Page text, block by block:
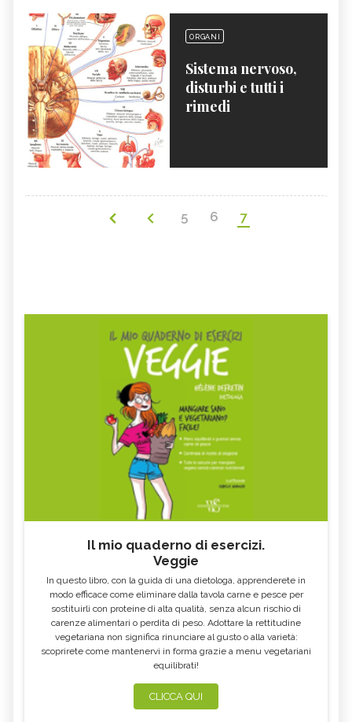
ORGANI
Sistema nervoso,
disturbi e tutti i
rimedi
5 6 7
Il mio quaderno di esercizi.
Veggie
In questo libro, con la guida di una dietologa, apprenderete in
modo efficace come eliminare dalla tavola carne e pesce per
sostituirli con proteine di alta qualità, senza alcun rischio di
carenze alimentari o perdita di peso. Adottare la rettitudine
vegetariana non significa rinunciare al gusto o alla varietà:
scoprirete come mantenervi in forma grazie a menu vegetariani
equilibrati!
CLICCA QUI